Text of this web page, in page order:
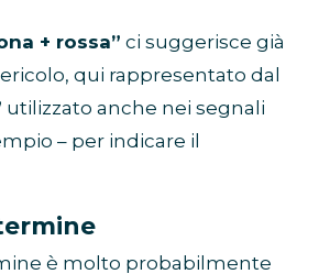
+ rossa” ci suggerisce già
qui rappresentato dal
utilizzato anche nei segnali
– per indicare il
è molto probabilmente